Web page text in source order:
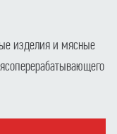
изделия и мясные